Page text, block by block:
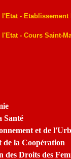
-
- Cours Saint-
Santé
et de
de la Coopération
Droits des